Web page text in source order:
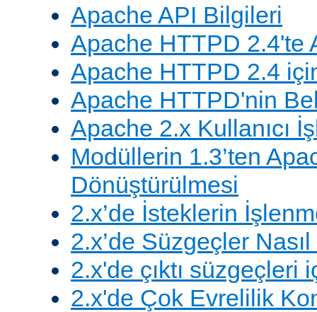
Apache API Bilgileri
Apache HTTPD 2.4'te
Apache HTTPD 2.4
Apache HTTPD'nin
Apache 2.x Kullanıcı
Modüllerin 1.3’ten
Dönüştürülmesi
2.x’de İsteklerin
2.x’de Süzgeçler Nasıl
2.x'de çıktı süzgeçleri
2.x'de Çok Evrelilik